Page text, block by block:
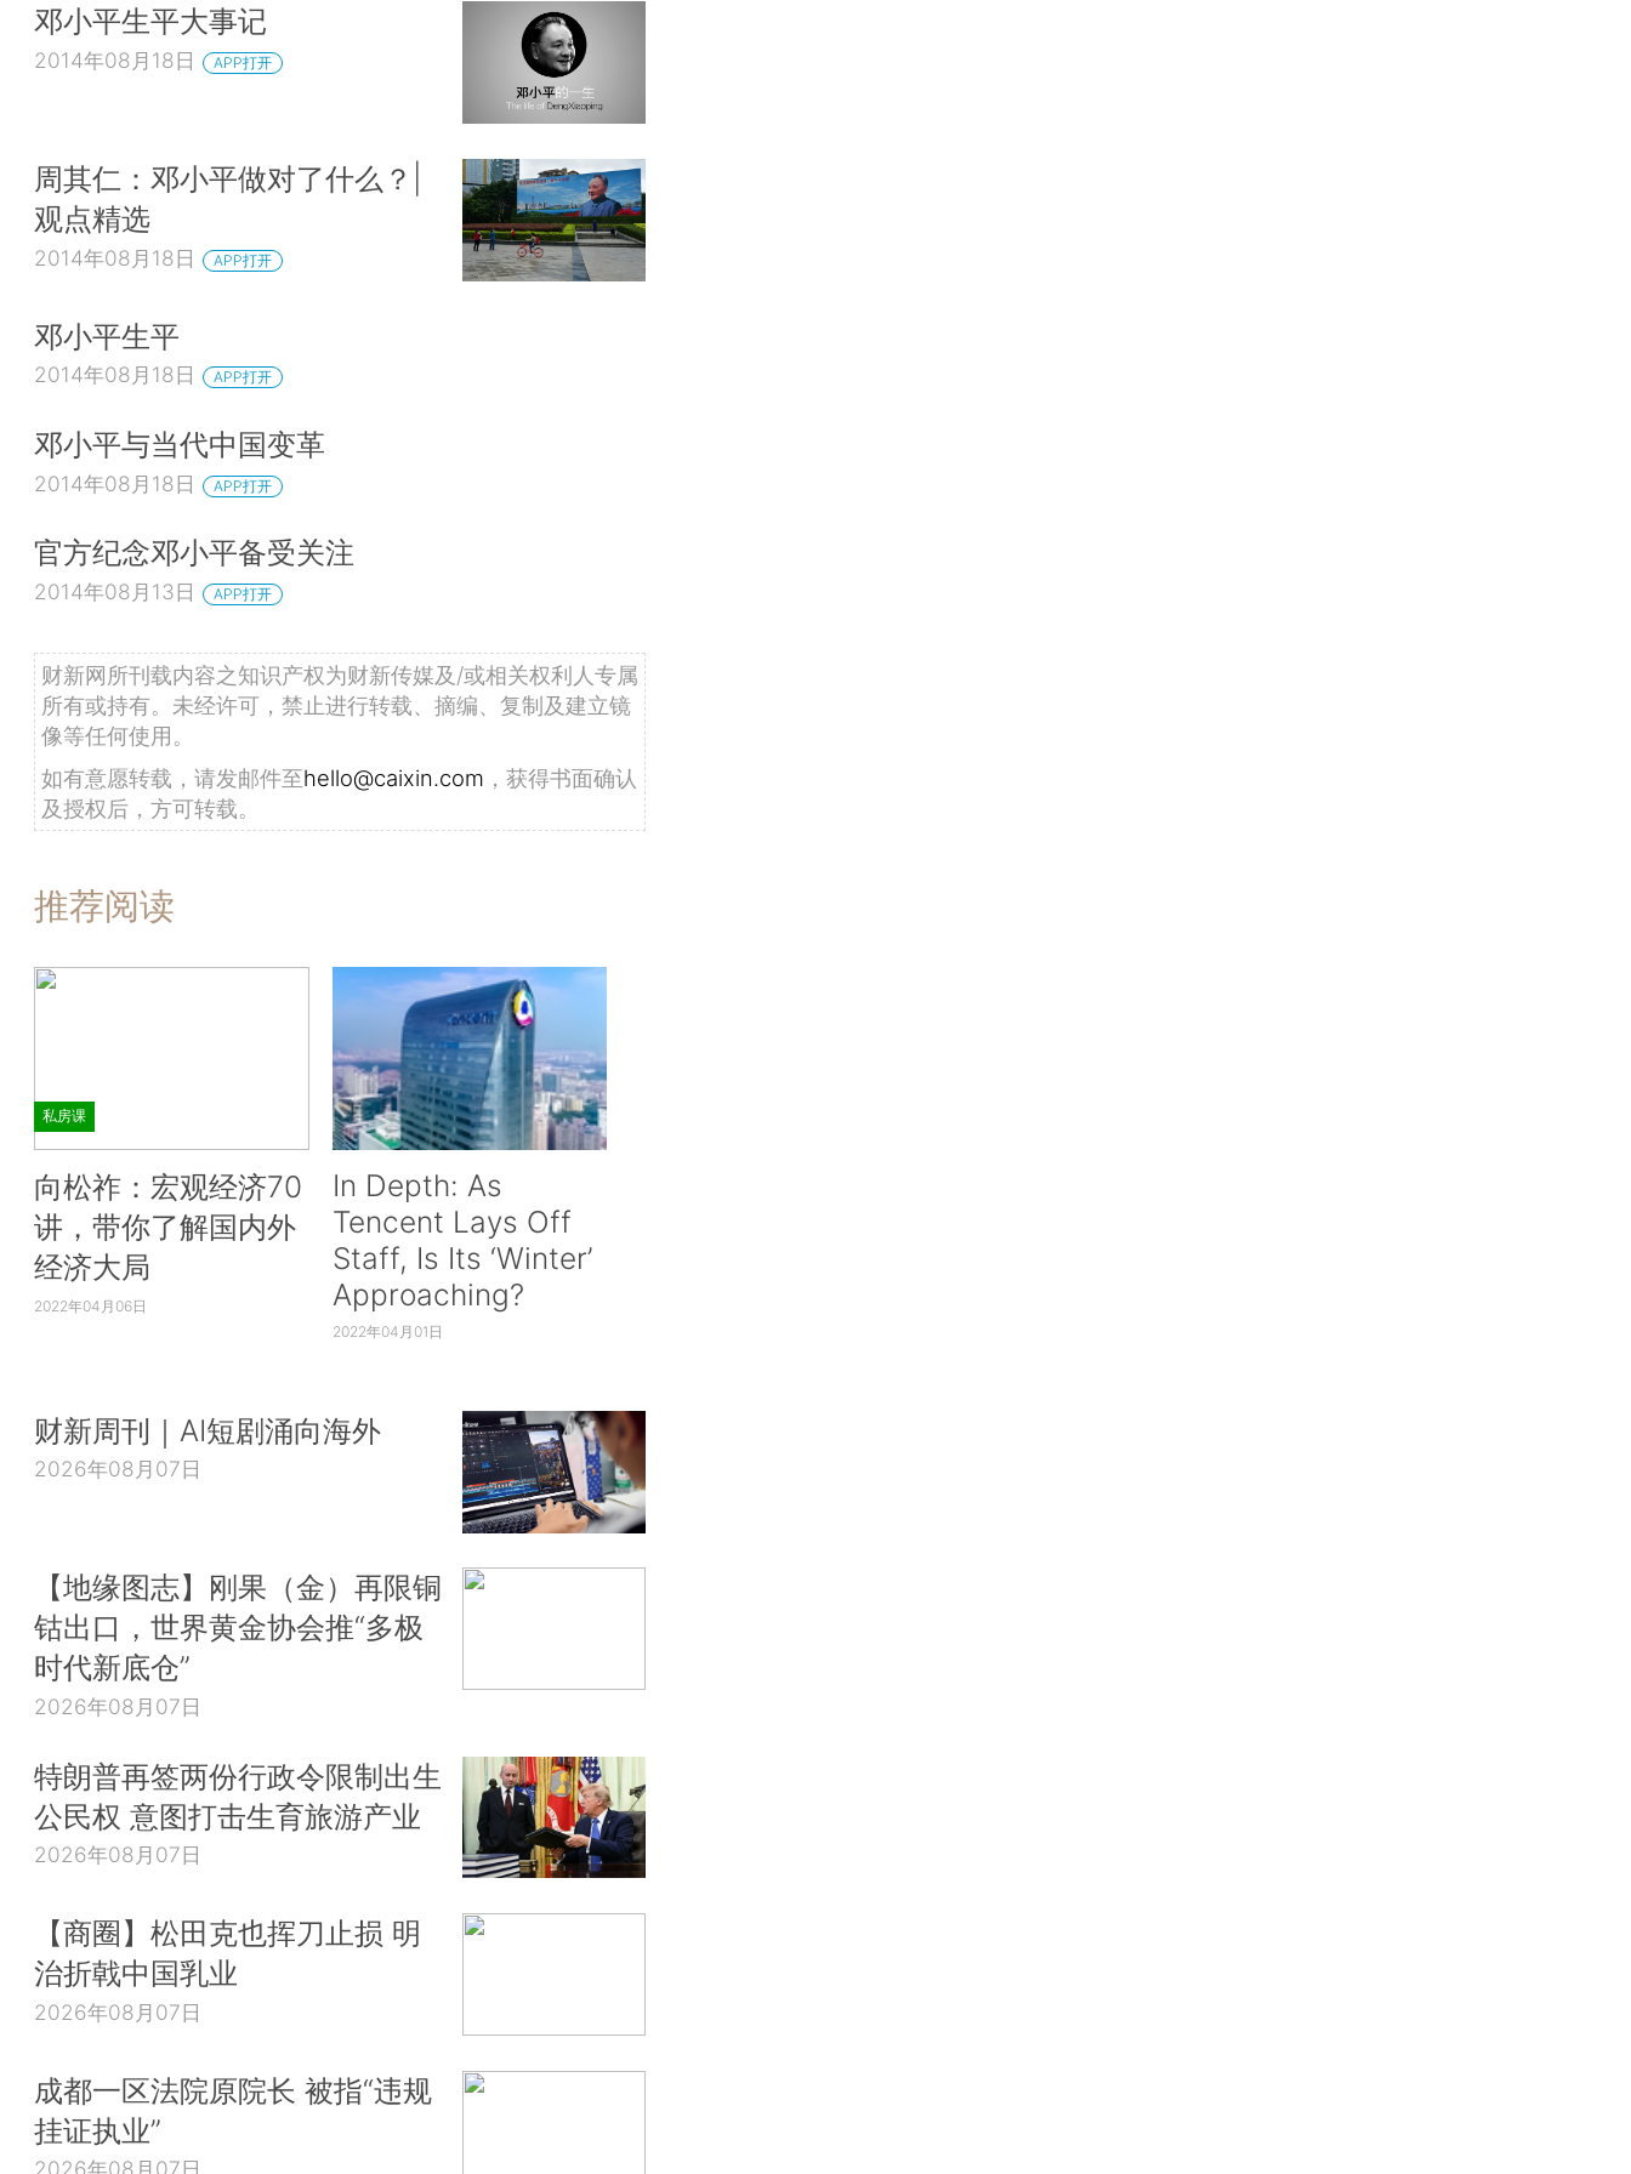
邓小平生平大事记
2014年08月18日 APP打开
周其仁：邓小平做对了什么？|
观点精选
2014年08月18日 APP打开
邓小平生平
2014年08月18日 APP打开
邓小平与当代中国变革
2014年08月18日 APP打开
官方纪念邓小平备受关注
2014年08月13日 APP打开
财新网所刊载内容之知识产权为财新传媒及/或相关权利人专属
所有或持有。未经许可，禁止进行转载、摘编、复制及建立镜
像等任何使用。
如有意愿转载，请发邮件至hello@caixin.com ，获得书面确认
及授权后，方可转载。
推荐阅读
私房课
向松祚：宏观经济70
讲，带你了解国内外
经济大局
2022年04月06日
In Depth: As
Tencent Lays Off
Staff, Is Its ‘Winter’
Approaching?
2022年04月01日
财新周刊｜AI短剧涌向海外
2026年08月07日
【地缘图志】刚果（金）再限铜
钴出口，世界黄金协会推“多极
时代新底仓”
2026年08月07日
特朗普再签两份行政令限制出生
公民权 意图打击生育旅游产业
2026年08月07日
【商圈】松田克也挥刀止损 明
治折戟中国乳业
2026年08月07日
成都一区法院原院长 被指“违规
挂证执业”